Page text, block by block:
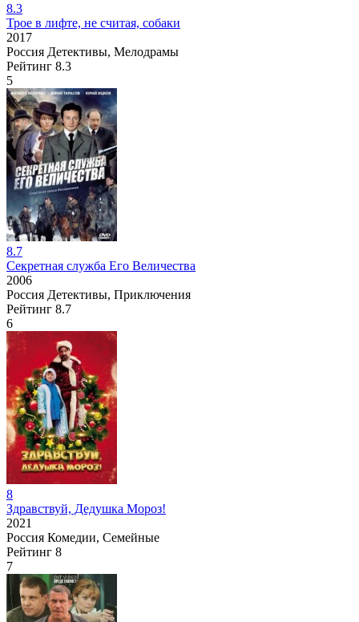
8.3
Трое в лифте, не считая, собаки
2017
Россия Детективы, Мелодрамы
Рейтинг 8.3
5
8.7
Секретная служба Его Величества
2006
Россия Детективы, Приключения
Рейтинг 8.7
6
8
Здравствуй, Дедушка Мороз!
2021
Россия Комедии, Семейные
Рейтинг 8
7